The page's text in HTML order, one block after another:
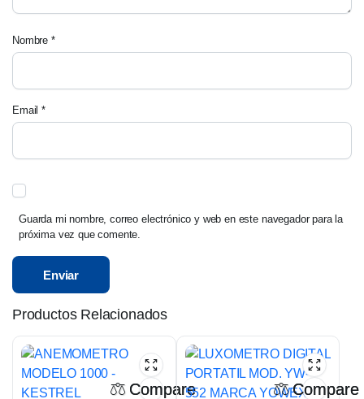
Nombre *
Email*
Guarda mi nombre, correo electrónico y web en este navegador para la
próxima vez que comente.
Productos Relacionados
Compare Compare